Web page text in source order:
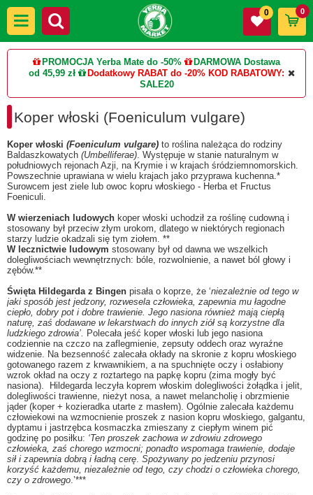
PROMOCJA Yerba Mate do -50%
DARMOWA Dostawa
od 45,99 zł
Dodatkowy RABAT do -20% KOD RABATOWY:
SALE20
0 0
Koper włoski (Foeniculum vulgare)
Koper włoski (Foeniculum vulgare) to roślina należąca do rodziny
Baldaszkowatych (Umbelliferae). Występuje w stanie naturalnym w
południowych rejonach Azji, na Krymie i w krajach śródziemnomorskich.
Powszechnie uprawiana w wielu krajach jako przyprawa kuchenna.*
Surowcem jest ziele lub owoc kopru włoskiego - Herba et Fructus
Foeniculi.
W wierzeniach ludowych koper włoski uchodził za roślinę cudowną i
stosowany był przeciw złym urokom, dlatego w niektórych regionach
starzy ludzie okadzali się tym ziołem. **
W lecznictwie ludowym stosowany był od dawna we wszelkich
dolegliwościach wewnętrznych: bóle, rozwolnienie, a nawet ból głowy i
zębów.**
Święta Hildegarda z Bingen pisała o koprze, że ‘niezależnie od tego w
jaki sposób jest jedzony, rozwesela człowieka, zapewnia mu łagodne
ciepło, dobry pot i dobre trawienie. Jego nasiona również mają ciepłą
naturę, zaś dodawane w lekarstwach do innych ziół są korzystne dla
ludzkiego zdrowia’. Polecała jeść koper włoski lub jego nasiona
codziennie na czczo na zaflegmienie, zepsuty oddech oraz wyraźne
widzenie. Na bezsenność zalecała okłady na skronie z kopru włoskiego
gotowanego razem z krwawnikiem, a na spuchnięte oczy i osłabiony
wzrok okład na oczy z roztartego na papkę kopru (zima mogły być
nasiona). Hildegarda leczyła koprem włoskim dolegliwości żołądka i jelit,
dolegliwości trawienne, nieżyt nosa, a nawet melancholię i obrzmienie
jąder (koper + kozieradka utarte z masłem). Ogólnie zalecała każdemu
człowiekowi na wzmocnienie proszek z nasion kopru włoskiego, galgantu,
dyptamu i jastrzębca kosmaczka zmieszany z ciepłym winem pić
godzinę po posiłku: ‘Ten proszek zachowa w zdrowiu zdrowego
człowieka, zaś chorego wzmocni; ponadto wspomaga trawienie, dodaje
sił i zapewnia dobrą i ładną cerę. Spożywany po jedzeniu przynosi
korzyść każdemu, niezależnie od tego, czy chodzi o człowieka chorego,
czy o zdrowego.’***